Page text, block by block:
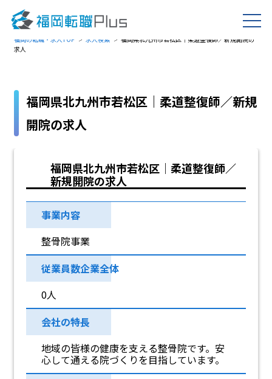
福岡の転職・求人TOP 求人検索
福岡県北九州市若松区｜柔道整復師／新規開院の
求人
福岡県北九州市若松区｜柔道整復師／新規
開院の求人
福岡県北九州市若松区｜柔道整復師／
新規開院の求人
事業内容
整骨院事業
従業員数企業全体
0人
会社の特長
地域の皆様の健康を支える整骨院です。安
心して通える院づくりを目指しています。